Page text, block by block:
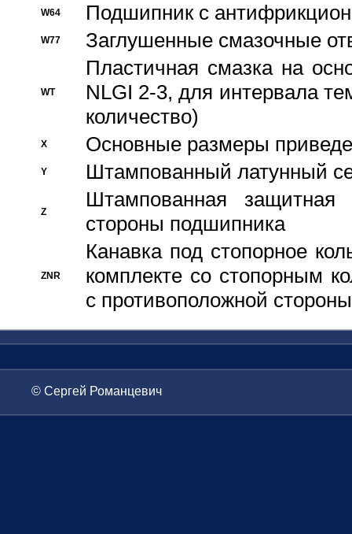
W64 Подшипник с
W77 Заглушенные смазочные
WT
Пластичная смазка на
NLGI 2-3, для интервала
количество)
X Основные размеры
Y Штампованный латунный
Z
Штампованная
стороны подшипника
ZNR
Канавка под стопорное
комплекте со стопорным
с противоположной стороны
© Сергей Романцевич